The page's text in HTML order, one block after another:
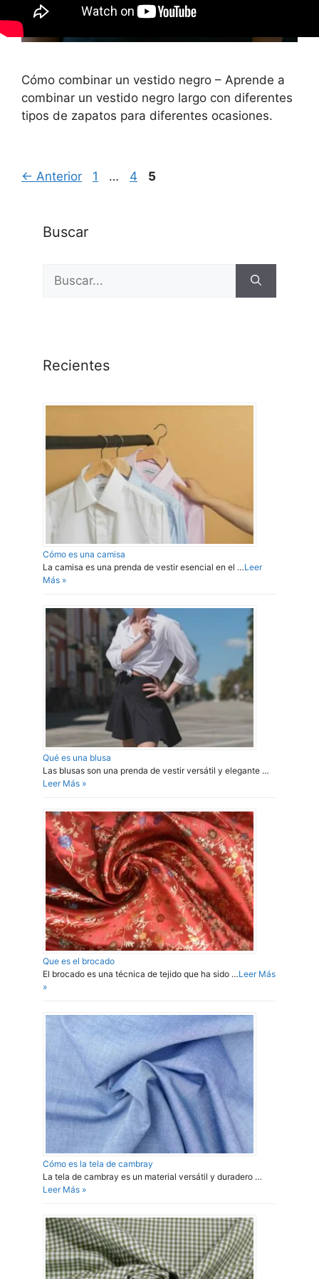
Cómo combinar un vestido negro – Aprende a
combinar un vestido negro largo con diferentes
tipos de zapatos para diferentes ocasiones.
← Anterior Página
1 … Página
4 Página
5
Buscar
Recientes
Cómo es una camisa
La camisa es una prenda de vestir esencial en el …Leer
Más »
Qué es una blusa
Las blusas son una prenda de vestir versátil y elegante …
Leer Más »
Que es el brocado
El brocado es una técnica de tejido que ha sido …Leer Más
»
Cómo es la tela de cambray
La tela de cambray es un material versátil y duradero …
Leer Más »